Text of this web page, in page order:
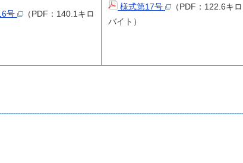
号
（PDF：140.1キロ
様式第17号
（PDF：122.6キロ
バイト）